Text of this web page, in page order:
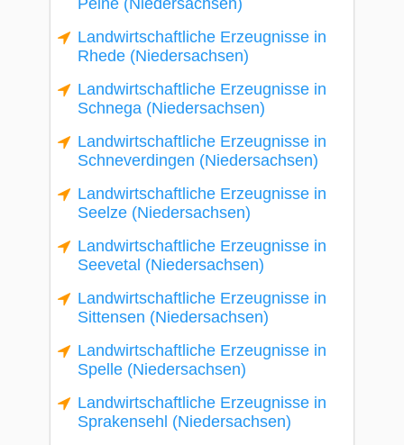
Peine (Niedersachsen)
Landwirtschaftliche Erzeugnisse in
Rhede (Niedersachsen)
Landwirtschaftliche Erzeugnisse in
Schnega (Niedersachsen)
Landwirtschaftliche Erzeugnisse in
Schneverdingen (Niedersachsen)
Landwirtschaftliche Erzeugnisse in
Seelze (Niedersachsen)
Landwirtschaftliche Erzeugnisse in
Seevetal (Niedersachsen)
Landwirtschaftliche Erzeugnisse in
Sittensen (Niedersachsen)
Landwirtschaftliche Erzeugnisse in
Spelle (Niedersachsen)
Landwirtschaftliche Erzeugnisse in
Sprakensehl (Niedersachsen)